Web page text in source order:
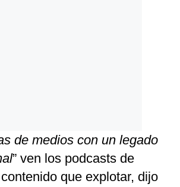
de medios con un legado
” ven los podcasts de
que explotar, dijo